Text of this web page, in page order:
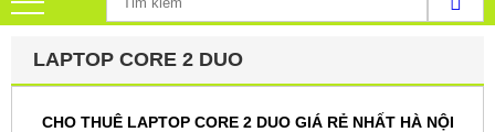
LAPTOP CORE 2 DUO
CHO THUÊ LAPTOP CORE 2 DUO GIÁ RẺ NHẤT HÀ NỘI